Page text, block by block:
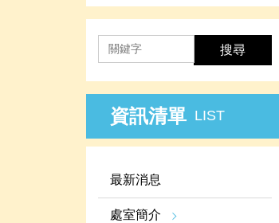
搜尋
資訊清單 LIST
最新消息
處室簡介